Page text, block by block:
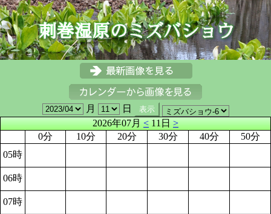
月
日
2026年07月<11日>
0分
10分 20分 30分 40分
50分
05時
06時
07時